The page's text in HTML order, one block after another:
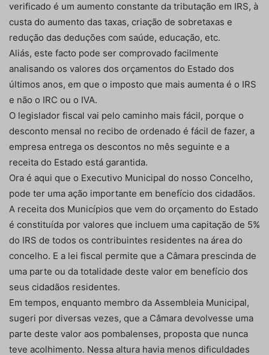
verificado é um aumento constante da tributação em IRS, à
custa do aumento das taxas, criação de sobretaxas e
redução das deduções com saúde, educação, etc.
Aliás, este facto pode ser comprovado facilmente
analisando os valores dos orçamentos do Estado dos
últimos anos, em que o imposto que mais aumenta é o IRS
e não o IRC ou o IVA.
O legislador fiscal vai pelo caminho mais fácil, porque o
desconto mensal no recibo de ordenado é fácil de fazer, a
empresa entrega os descontos no mês seguinte e a
receita do Estado está garantida.
Ora é aqui que o Executivo Municipal do nosso Concelho,
pode ter uma ação importante em benefício dos cidadãos.
A receita dos Municípios que vem do orçamento do Estado
é constituída por valores que incluem uma capitação de 5%
do IRS de todos os contribuintes residentes na área do
concelho. E a lei fiscal permite que a Câmara prescinda de
uma parte ou da totalidade deste valor em benefício dos
seus cidadãos residentes.
Em tempos, enquanto membro da Assembleia Municipal,
sugeri por diversas vezes, que a Câmara devolvesse uma
parte deste valor aos pombalenses, proposta que nunca
teve acolhimento. Nessa altura havia menos dificuldades